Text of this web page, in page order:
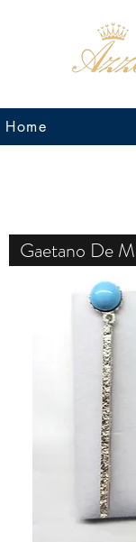
Home
Gaetano De